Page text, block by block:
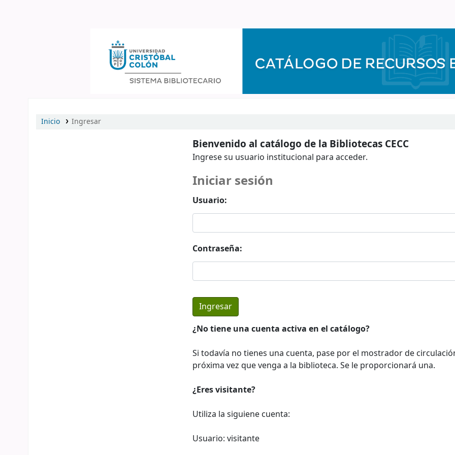
Inicio Ingresar
Bienvenido al catálogo de la Bibliotecas CECC
Ingrese su usuario institucional para acceder.
Iniciar sesión
Usuario:
Contraseña:
¿No tiene una cuenta activa en el catálogo?
Si todavía no tienes una cuenta, pase por el mostrador de
próxima vez que venga a la biblioteca. Se le proporcionará una.
¿Eres visitante?
Utiliza la siguiene cuenta:
Usuario: visitante